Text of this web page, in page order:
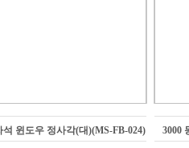
석 윈도우 정사각(대)(MS-FB-024) 3000